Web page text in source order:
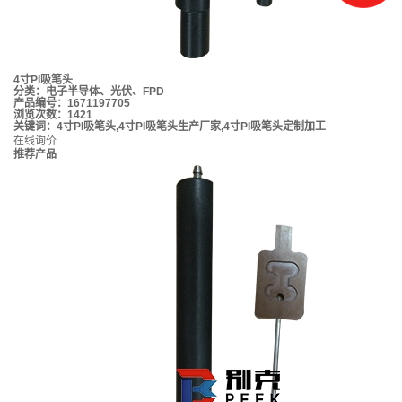
4寸PI吸笔头
分类： 电子半导体、光伏、FPD
产品编号：1671197705
浏览次数：1421
关键词： 4寸PI吸笔头,4寸PI吸笔头生产厂家,4寸PI吸笔头定制加工
在线询价
推荐产品